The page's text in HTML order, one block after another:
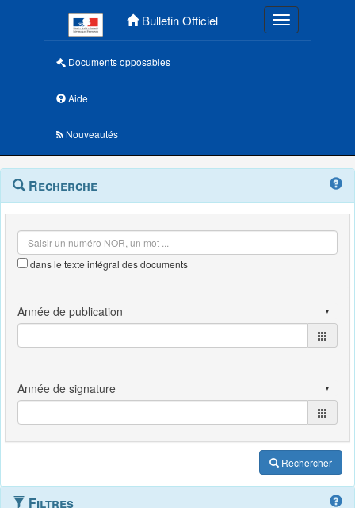
Bulletin Officiel Toggle
Documents opposables
Aide
Nouveautés
Navigation
outils
Menu
contextuel
Recherche
dans le texte intégral des documents
Rechercher
Filtres